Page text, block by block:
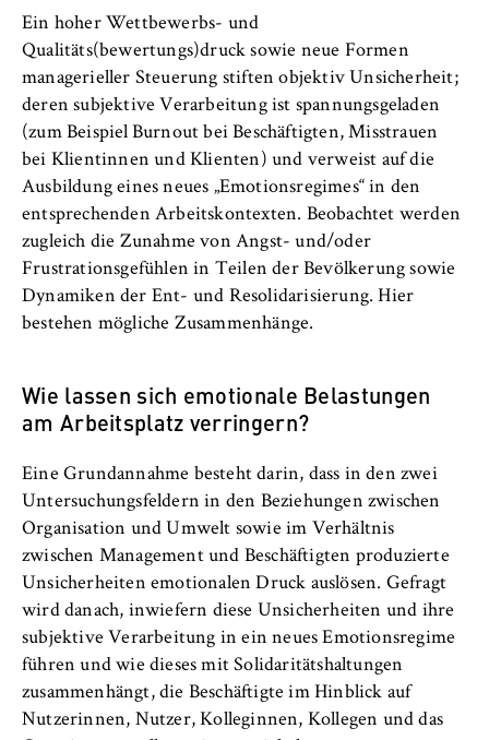
d
L
a
w
Ein hoher Wettbewerbs- und
Qualitäts(bewertungs)druck sowie neue Formen
managerieller Steuerung stiften objektiv Unsicherheit;
deren subjektive Verarbeitung ist spannungsgeladen
(zum Beispiel Burnout bei Beschäftigten, Misstrauen
bei Klientinnen und Klienten) und verweist auf die
Ausbildung eines neues „Emotionsregimes“ in den
entsprechenden Arbeitskontexten. Beobachtet werden
zugleich die Zunahme von Angst- und/oder
Frustrationsgefühlen in Teilen der Bevölkerung sowie
Dynamiken der Ent- und Resolidarisierung. Hier
bestehen mögliche Zusammenhänge.
Wie lassen sich emotionale Belastungen
am Arbeitsplatz verringern?
Eine Grundannahme besteht darin, dass in den zwei
Untersuchungsfeldern in den Beziehungen zwischen
Organisation und Umwelt sowie im Verhältnis
zwischen Management und Beschäftigten produzierte
Unsicherheiten emotionalen Druck auslösen. Gefragt
wird danach, inwiefern diese Unsicherheiten und ihre
subjektive Verarbeitung in ein neues Emotionsregime
führen und wie dieses mit Solidaritätshaltungen
zusammenhängt, die Beschäftigte im Hinblick auf
Nutzerinnen, Nutzer, Kolleginnen, Kollegen und das
Cookie Laufzeit:
Für die Dauer der Browsersitzung
MARKETING
Youtube
Name:
VISITOR_INFO1_LIVE, YSC, yt-remote-
connected-devices
Anbieter:
Zweck:
Erlaubt das Anzeigen und Abspielen von
an Google übertragen und Cookies gesetzt
werden.
Cookie Laufzeit:
bis zu 2 Jahre
STATISTIK
Matomo